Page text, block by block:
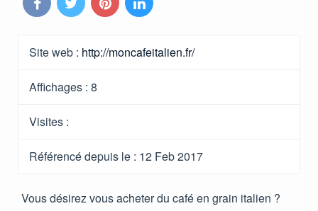
Site web : http://moncafeitalien.fr/
Affichages : 8
Visites :
Référencé depuis le : 12 Feb 2017
Vous désirez vous acheter du café en grain italien ?